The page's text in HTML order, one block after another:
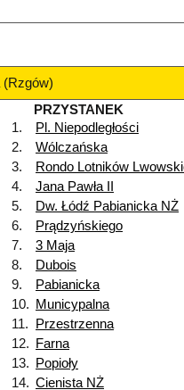
PRZYSTANEK
1.
Pl. Niepodległości
2. Wólczańska
3. Rondo Lotników
4. Jana Pawła II
5. Dw. Łódź Pabianicka NŻ
6. Prądzyńskiego
7. 3 Maja
8. Dubois
9. Pabianicka
10. Municypalna
11. Przestrzenna
12. Farna
13. Popioły
14. Cienista NŻ